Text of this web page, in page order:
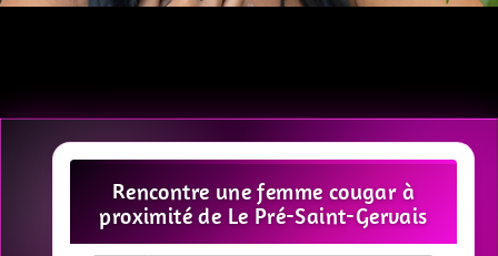
Rencontre une femme cougar à
proximité de Le Pré-Saint-Gervais